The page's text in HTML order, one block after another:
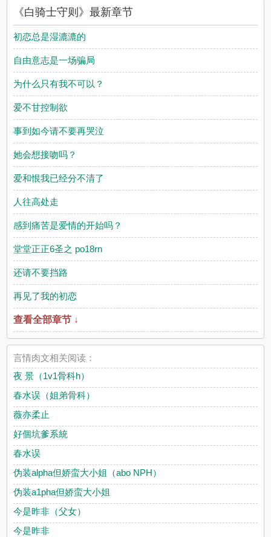
《白骑士守则》最新章节
初恋总是湿漉漉的
自由意志是一场骗局
为什么只有我不可以？
爱不甘控制欲
事到如今请不要再哭泣
她会想接吻吗？
爱和恨我已经分不清了
人往高处走
感到痛苦是爱情的开始吗？
堂堂正正6圣之 po18rn
还请不要挡路
再见了我的初恋
查看全部章节 ↓
言情肉文相关阅读：
夜 景（1v1骨科h）
春水误（姐弟骨科）
薇亦柔止
好個坑爹系統
春水误
伪装alpha但娇蛮大小姐（abo NPH）
伪装a1pha但娇蛮大小姐
今是昨非（父女）
今是昨非